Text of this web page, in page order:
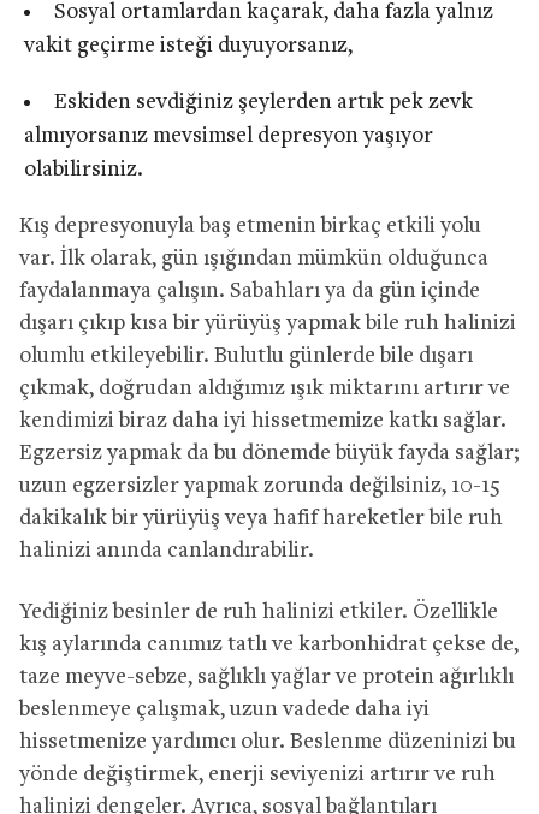
Sosyal ortamlardan kaçarak, daha fazla yalnız
vakit geçirme isteği duyuyorsanız,
Eskiden sevdiğiniz şeylerden artık pek zevk
almıyorsanız mevsimsel depresyon yaşıyor
olabilirsiniz.
Kış depresyonuyla baş etmenin birkaç etkili yolu
var. İlk olarak, gün ışığından mümkün olduğunca
faydalanmaya çalışın. Sabahları ya da gün içinde
dışarı çıkıp kısa bir yürüyüş yapmak bile ruh halinizi
olumlu etkileyebilir. Bulutlu günlerde bile dışarı
çıkmak, doğrudan aldığımız ışık miktarını artırır ve
kendimizi biraz daha iyi hissetmemize katkı sağlar.
Egzersiz yapmak da bu dönemde büyük fayda sağlar;
uzun egzersizler yapmak zorunda değilsiniz, 10-15
dakikalık bir yürüyüş veya hafif hareketler bile ruh
halinizi anında canlandırabilir.
Yediğiniz besinler de ruh halinizi etkiler. Özellikle
kış aylarında canımız tatlı ve karbonhidrat çekse de,
taze meyve-sebze, sağlıklı yağlar ve protein ağırlıklı
beslenmeye çalışmak, uzun vadede daha iyi
hissetmenize yardımcı olur. Beslenme düzeninizi bu
yönde değiştirmek, enerji seviyenizi artırır ve ruh
halinizi dengeler. Ayrıca, sosyal bağlantıları